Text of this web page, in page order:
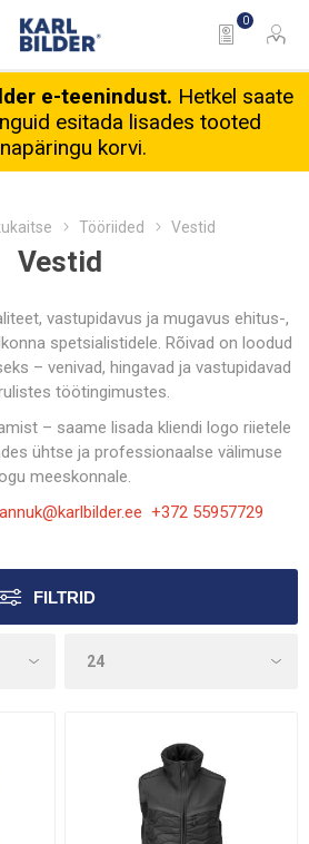
0
e-teenindust. Hetkel saate
esitada lisades tooted
korvi.
Tööriided Vestid
Vestid
vastupidavus ja mugavus ehitus-,
spetsialistidele. Rõivad on loodud
– venivad, hingavad ja vastupidavad
töötingimustes.
– saame lisada kliendi logo riietele
ühtse ja professionaalse välimuse
meeskonnale.
+372 55957729
FILTRID